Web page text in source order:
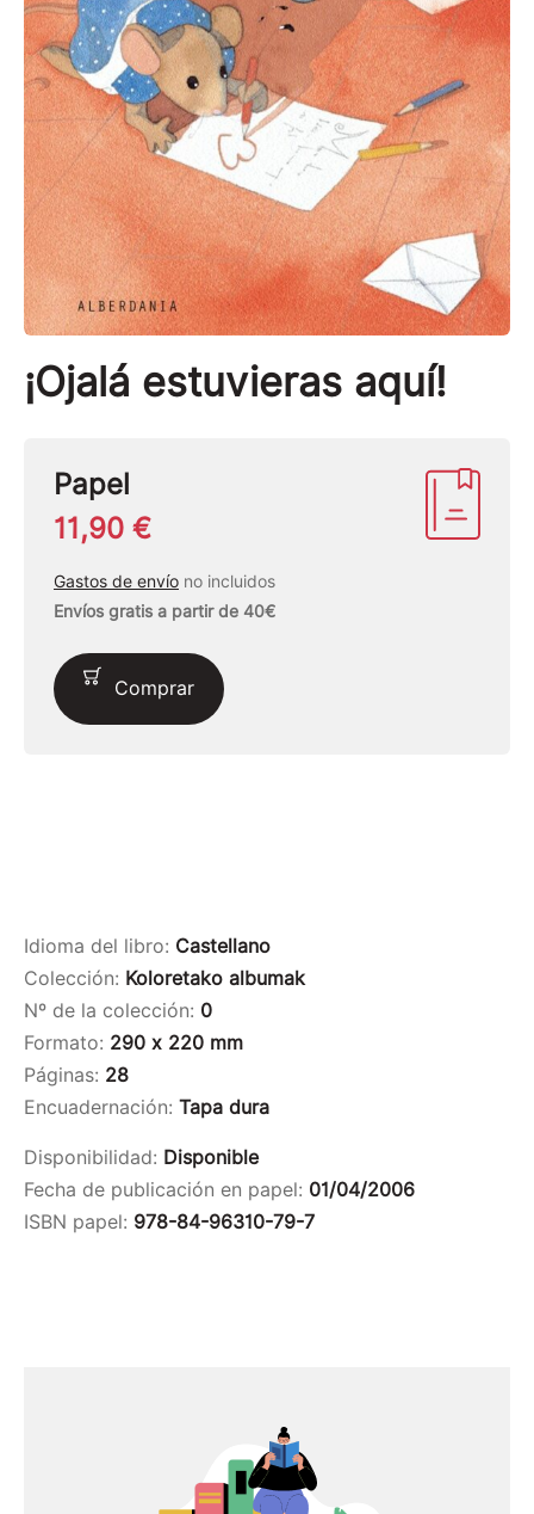
¡Ojalá estuvieras aquí!
Papel
11,90 €
Gastos de envío no incluidos
Envíos gratis a partir de 40€
Comprar
Idioma del libro: Castellano
Colección: Koloretako albumak
Nº de la colección: 0
Formato: 290 x 220 mm
Páginas: 28
Encuadernación: Tapa dura
Disponibilidad: Disponible
Fecha de publicación en papel: 01/04/2006
ISBN papel: 978-84-96310-79-7